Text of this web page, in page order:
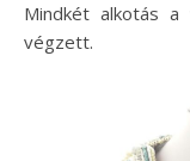
Mindkét alkotás
végzett.